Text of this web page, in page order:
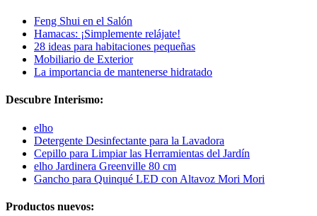
Feng Shui en el Salón
Hamacas: ¡Simplemente relájate!
28 ideas para habitaciones pequeñas
Mobiliario de Exterior
La importancia de mantenerse hidratado
Descubre Interismo:
elho
Detergente Desinfectante para la Lavadora
Cepillo para Limpiar las Herramientas del Jardín
elho Jardinera Greenville 80 cm
Gancho para Quinqué LED con Altavoz Mori Mori
Productos nuevos: